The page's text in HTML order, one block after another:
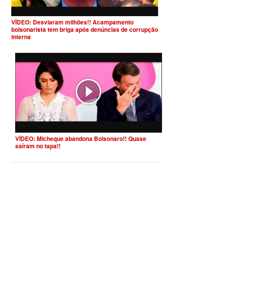
VÍDEO: Desviaram milhões!! Acampamento
bolsonarista tem briga após denúncias de corrupção
interna
VÍDEO: Micheque abandona Bolsonaro!! Quase
saíram no tapa!!